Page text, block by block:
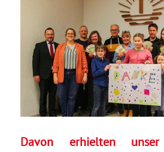
Davon erhielten